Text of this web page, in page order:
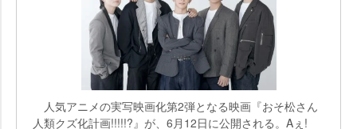
人気アニメの実写映画化第2弾となる映画『おそ松さん
人類クズ化計画!!!!!?』が、6月12日に公開される。Aぇ!